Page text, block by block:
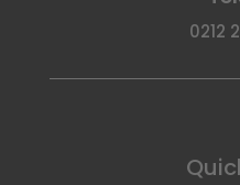
0212